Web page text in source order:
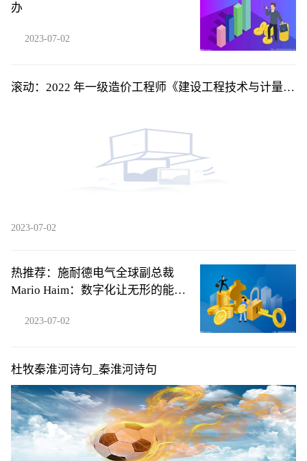
办
2023-07-02
滚动：2022 年一级造价工程师《建设工程技术与计量
2023-07-02
热推荐：施耐德电气全球副总裁
Mario Haim：数字化让无形的能源
2023-07-02
杜牧秦淮河诗句_秦淮河诗句